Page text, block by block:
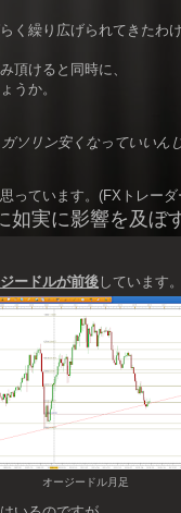
く繰り広げられてきたわ
頂けると同時に、
うか。
ソリン安くなっていいん
っています。(FXトレー
如実に影響を及ぼ
ードルが前後しています
オージードル月足